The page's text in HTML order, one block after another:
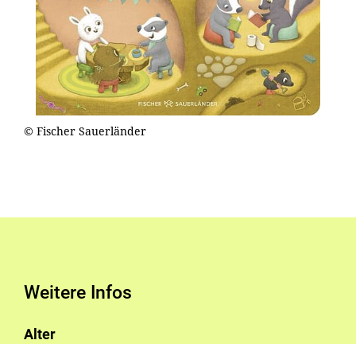
© Fischer Sauerländer
Weitere Infos
Alter